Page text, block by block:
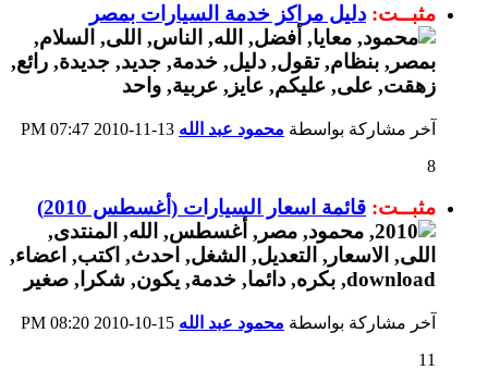
مثبــت: دليل مراكز خدمة السيارات بمصر
آخر مشاركة بواسطة محمود عبد الله
07:47 PM
8
مثبــت: قائمة اسعار السيارات (أغسطس 2010)
آخر مشاركة بواسطة محمود عبد الله
08:20 PM
11